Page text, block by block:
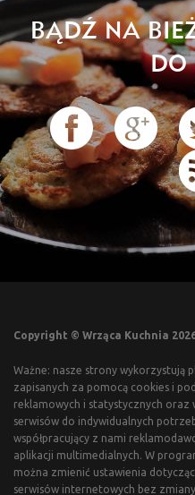
BĄDŹ NA
DO
Copyright © Wrząca Kuchnia
Ważne: nasze strony wykorzystują
zapisanych za pomocą cookies i
reklamowych i statystycznych oraz
serwisów do indywidualnych
współpracujący z nami
aplikacji multimedialnych. W
można zmienić ustawienia
serwisów internetowych bez